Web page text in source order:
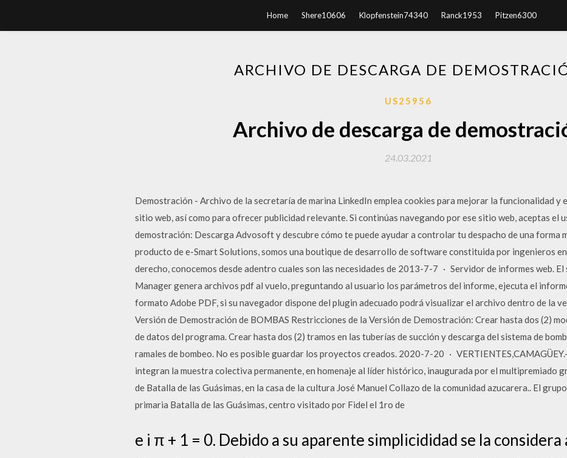
Home Shere10606 Klopfenstein74340 Ranck1953 Pitzen6300
ARCHIVO DE DESCARGA DE
US25956
Archivo de descarga de
24.03.2021
Demostración - Archivo de la secretaría de marina LinkedIn emplea cookies para mejorar la funcionalidad y
sitio web, así como para ofrecer publicidad relevante. Si continúas navegando por ese sitio web, aceptas el
demostración: Descarga Advosoft y descubre cómo te puede ayudar a controlar tu despacho de una forma
producto de e-Smart Solutions, somos una boutique de desarrollo de software constituida por ingenieros
derecho, conocemos desde adentro cuales son las necesidades de 2013-7-7 · Servidor de informes web.
Manager genera archivos pdf al vuelo, preguntando al usuario los parámetros del informe, ejecuta el
formato Adobe PDF, si su navegador dispone del plugin adecuado podrá visualizar el archivo dentro de la
Versión de Demostración de BOMBAS Restricciones de la Versión de Demostración: Crear hasta dos (2)
de datos del programa. Crear hasta dos (2) tramos en las tuberías de succión y descarga del sistema de
ramales de bombeo. No es posible guardar los proyectos creados. 2020-7-20 ·
integran la muestra colectiva permanente, en homenaje al líder histórico, inaugurada por el multipremiado
de Batalla de las Guásimas, en la casa de la cultura José Manuel Collazo de la comunidad azucarera.. El
primaria Batalla de las Guásimas, centro visitado por Fidel el 1ro de
e i π + 1 = 0. Debido a su aparente simplicididad se la considera